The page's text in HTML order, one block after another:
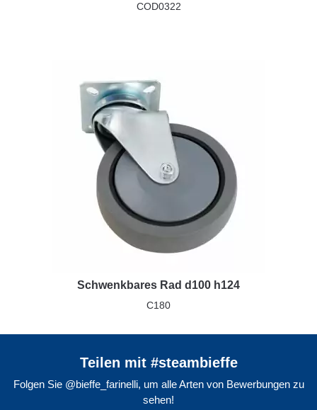
COD0322
Schwenkbares Rad d100 h124
C180
Teilen mit #steambieffe
Folgen Sie @bieffe_farinelli, um alle Arten von Bewerbungen zu
sehen!